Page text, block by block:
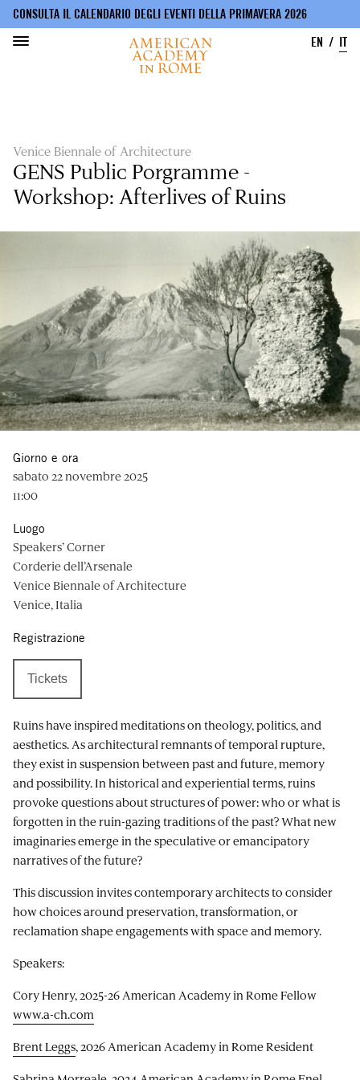
CONSULTA IL CALENDARIO DEGLI EVENTI DELLA PRIMAVERA 2026
EN
IT
Venice Biennale of Architecture
GENS Public Porgramme -
Workshop: Afterlives of Ruins
Ruins have inspired meditations on theology, politics, and
aesthetics. As architectural remnants of temporal rupture,
they exist in suspension between past and future, memory
and possibility. In historical and experiential terms, ruins
provoke questions about structures of power: who or what is
forgotten in the ruin-gazing traditions of the past? What new
imaginaries emerge in the speculative or emancipatory
narratives of the future?
This discussion invites contemporary architects to consider
how choices around preservation, transformation, or
reclamation shape engagements with space and memory.
Speakers:
Cory Henry, 2025-26 American Academy in Rome Fellow
www.a-ch.com
Brent Leggs, 2026 American Academy in Rome Resident
Giorno e ora
sabato 22 novembre 2025
11:00
Luogo
Speakers’ Corner
Corderie dell’Arsenale
Venice Biennale of Architecture
Venice, Italia
Registrazione
Tickets